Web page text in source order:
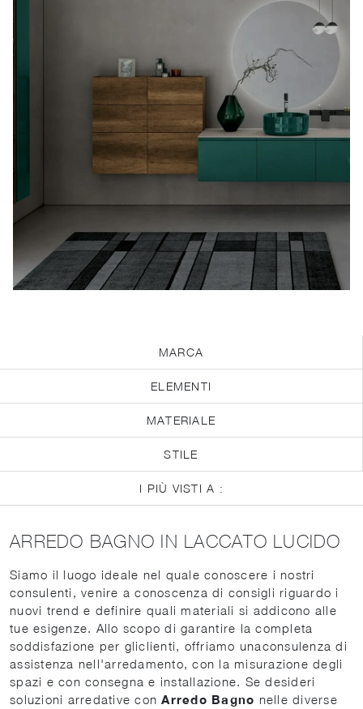
MARCA
ELEMENTI
MATERIALE
STILE
I PIÙ VISTI A :
ARREDO BAGNO IN LACCATO LUCIDO
Siamo il luogo ideale nel quale conoscere i nostri
consulenti, venire a conoscenza di consigli riguardo i
nuovi trend e definire quali materiali si addicono alle
tue esigenze. Allo scopo di garantire la completa
soddisfazione per gliclienti, offriamo unaconsulenza di
assistenza nell'arredamento, con la misurazione degli
spazi e con consegna e installazione. Se desideri
soluzioni arredative conArredo Bagno nelle diverse